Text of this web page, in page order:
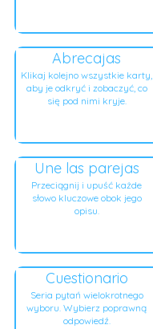
Abrecajas
Klikaj kolejno wszystkie karty,
aby je odkryć i zobaczyć, co
się pod nimi kryje.
Une las parejas
Przeciągnij i upuść każde
słowo kluczowe obok jego
opisu.
Cuestionario
Seria pytań wielokrotnego
wyboru. Wybierz poprawną
odpowiedź.